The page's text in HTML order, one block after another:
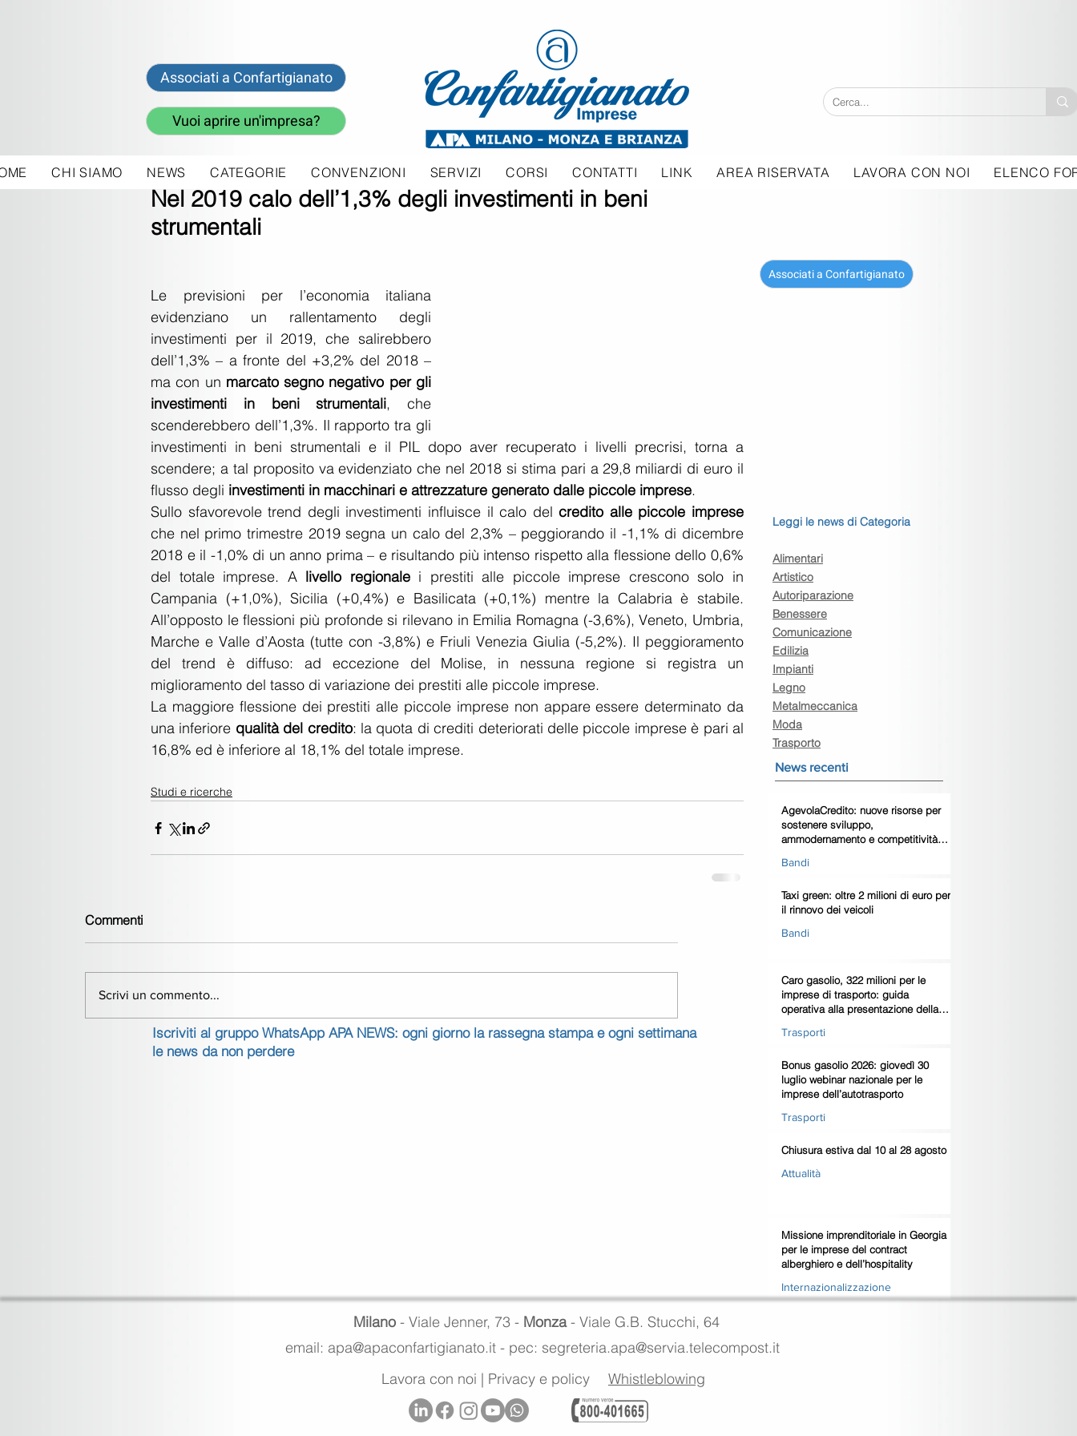
Associati a Confartigianato
Vuoi aprire un'impresa?
CHI SIAMO NEWS CATEGORIE CONVENZIONI SERVIZI CORSI CONTATTI LINK AREA RISERVATA LAVORA CON NOI ELENCO
Nel 2019 calo dell’1,3% degli investimenti in beni
strumentali
18 lug 2019
Le previsioni per l’economia italiana
evidenziano un rallentamento degli
investimenti per il 2019, che salirebbero
dell’1,3% – a fronte del +3,2% del 2018 –
ma con un marcato segno negativo per gli
investimenti in beni strumentali, che
scenderebbero dell’1,3%. Il rapporto tra gli
investimenti in beni strumentali e il PIL dopo aver recuperato i livelli precrisi, torna a
scendere; a tal proposito va evidenziato che nel 2018 si stima pari a 29,8 miliardi di euro il
flusso degli investimenti in macchinari e attrezzature generato dalle piccole imprese.
Sullo sfavorevole trend degli investimenti influisce il calo del credito alle piccole imprese
che nel primo trimestre 2019 segna un calo del 2,3% – peggiorando il -1,1% di dicembre
2018 e il -1,0% di un anno prima – e risultando più intenso rispetto alla flessione dello 0,6%
del totale imprese. A livello regionale i prestiti alle piccole imprese crescono solo in
Campania (+1,0%), Sicilia (+0,4%) e Basilicata (+0,1%) mentre la Calabria è stabile.
All’opposto le flessioni più profonde si rilevano in Emilia Romagna (-3,6%), Veneto, Umbria,
Marche e Valle d’Aosta (tutte con -3,8%) e Friuli Venezia Giulia (-5,2%). Il peggioramento
del trend è diffuso: ad eccezione del Molise, in nessuna regione si registra un
miglioramento del tasso di variazione dei prestiti alle piccole imprese.
La maggiore flessione dei prestiti alle piccole imprese non appare essere determinato da
una inferiore qualità del credito: la quota di crediti deteriorati delle piccole imprese è pari al
16,8% ed è inferiore al 18,1% del totale imprese.
Studi e ricerche
Commenti
Scrivi un commento...
Leggi le news di Categoria
Alimentari
Artistico
Autoriparazione
Benessere
Comunicazione
Edilizia
Impianti
Legno
Metalmeccanica
Moda
Trasporto
News recenti
AgevolaCredito: nuove risorse per
sostenere sviluppo,
ammodernamento e competitività
Bandi
Taxi green: oltre 2 milioni di euro per
il rinnovo dei veicoli
Bandi
Caro gasolio, 322 milioni per le
imprese di trasporto: guida
operativa alla presentazione della
Trasporti
Bonus gasolio 2026: giovedì 30
luglio webinar nazionale per le
imprese dell’autotrasporto
Trasporti
Chiusura estiva dal 10 al 28 agosto
Attualità
Missione imprenditoriale in Georgia
per le imprese del contract
alberghiero e dell’hospitality
Internazionalizzazione
Iscriviti al gruppo WhatsApp APA NEWS: ogni giorno la rassegna stampa e ogni settimana
le news da non perdere
Associati a Confartigianato
Milano - Viale Jenner, 73 - Monza- Viale G.B. Stucchi, 64
email: apa@apaconfartigianato.it - pec: segreteria.apa@servia.telecompost.it
Lavora con noi | Privacy e policy Whistleblowing